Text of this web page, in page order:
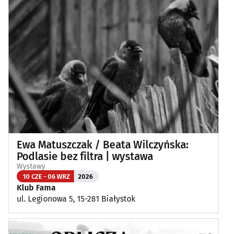
Ewa Matuszczak / Beata Wilczyńska:
Podlasie bez filtra | wystawa
Wystawy
10 CZE - 06 WRZ 2026
Klub Fama
ul. Legionowa 5, 15-281 Białystok